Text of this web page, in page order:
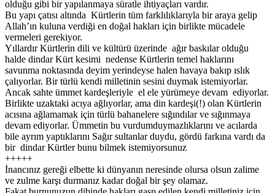
olduğu gibi bir yapılanmaya süratle ihtiyaçları vardır.
Bu yapı çatısı altında Kürtlerin tüm farklılıklarıyla bir araya gelip
Allah’ın kuluna verdiği en doğal hakları için birlikte mücadele
vermeleri gerekiyor.
Yıllardır Kürtlerin dili ve kültürü üzerinde ağır baskılar olduğu
halde dindar Kürt kesimi nedense Kürtlerin temel haklarını
savunma noktasında deyim yerindeyse halen havaya bakıp ıslık
çalıyorlar. Bir türlü kendi milletinin sesini duymak istemiyorlar.
Ancak sahte ümmet kardeşleriyle el ele yürümeye devam ediyorlar.
Birlikte uzaktaki acıya ağlıyorlar, ama din kardeşi(!) olan Kürtlerin
acısına ağlamamak için türlü bahanelere sığındılar ve sığınmaya
devam ediyorlar. Ümmetin bu vurdumduymazlıklarını ve acılarda
bile ayrım yaptıklarını Sağır sultanlar duydu, gördü farkına vardı da
bir dindar Kürtler bunu bilmek istemiyorsunuz
+++++
İnancınız gereği elbette ki dünyanın neresinde olursa olsun zalime
ve zulme karşı durmanız kadar doğal bir şey olamaz.